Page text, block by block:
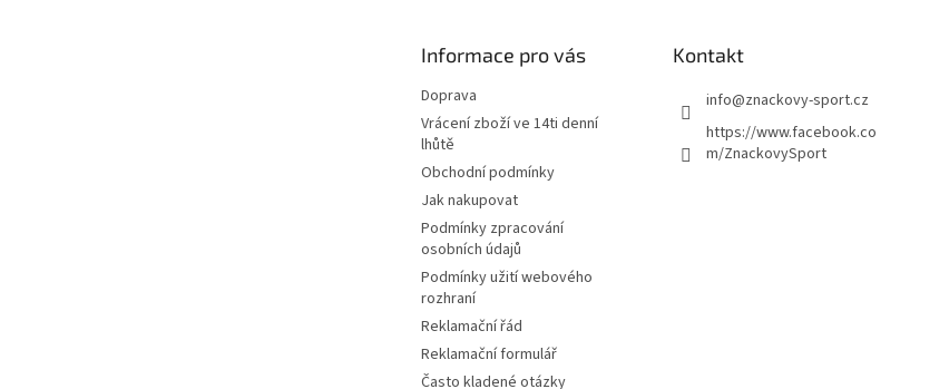
Informace pro vás
Doprava
Vrácení zboží ve 14ti denní
lhůtě
Obchodní podmínky
Jak nakupovat
Podmínky zpracování
osobních údajů
Podmínky užití webového
rozhraní
Reklamační řád
Reklamační formulář
Často kladené otázky
Kontakt
info@znackovy-sport.cz
https://www.facebook.co
m/ZnackovySport